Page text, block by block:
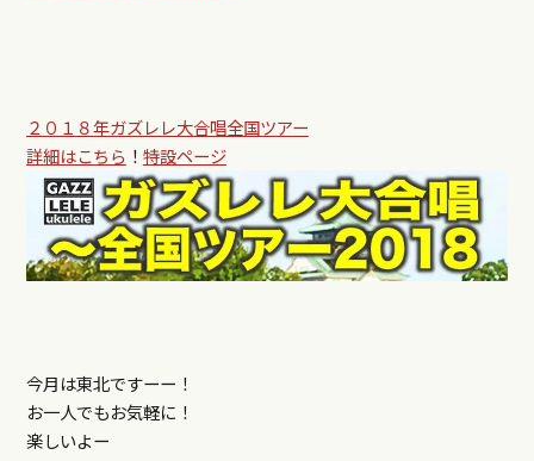
２０１８年ガズレレ大合唱全国ツアー
詳細はこちら ！ 特設ページ
今月は東北ですーー！
お一人でもお気軽に！
楽しいよー